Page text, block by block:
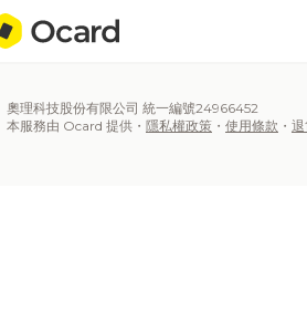
奧理科技股份有限公司 統一編號24966452
本服務由 Ocard 提供・ 隱私權政策 ・ 使用條款 ・